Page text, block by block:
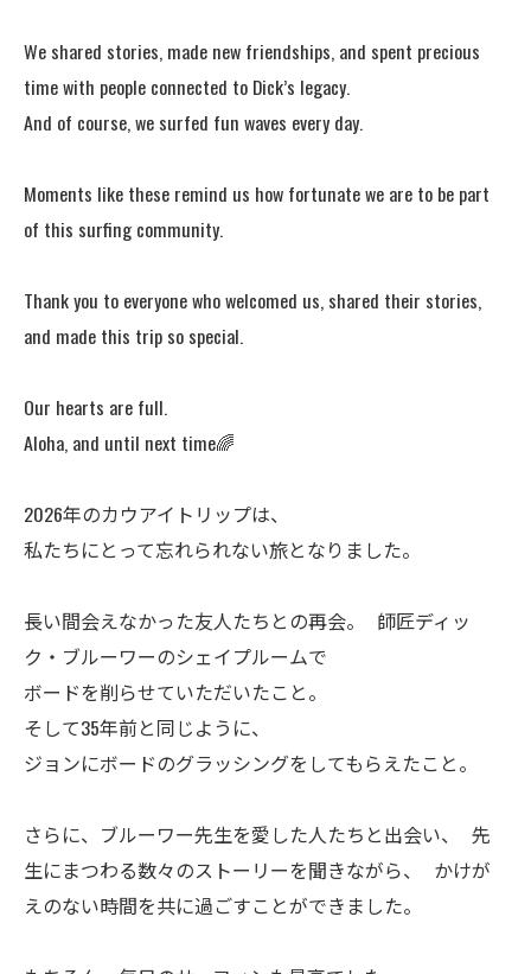
We shared stories, made new friendships, and spent precious
time with people connected to Dick’s legacy.
And of course, we surfed fun waves every day.
Moments like these remind us how fortunate we are to be part
of this surfing community.
Thank you to everyone who welcomed us, shared their stories,
and made this trip so special.
Our hearts are full.
Aloha, and until next time🌈
2026年のカウアイトリップは、
私たちにとって忘れられない旅となりました。
長い間会えなかった友人たちとの再会。 師匠ディッ
ク・ブルーワーのシェイプルームで
ボードを削らせていただいたこと。
そして35年前と同じように、
ジョンにボードのグラッシングをしてもらえたこと。
さらに、ブルーワー先生を愛した人たちと出会い、 先
生にまつわる数々のストーリーを聞きながら、 かけが
えのない時間を共に過ごすことができました。